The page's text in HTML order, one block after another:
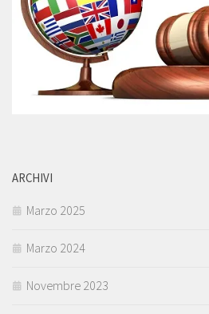
ARCHIVI
Marzo 2025
Marzo 2024
Novembre 2023